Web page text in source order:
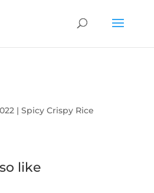
| Spicy Crispy Rice
like